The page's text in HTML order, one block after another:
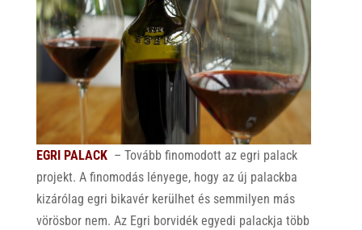
EGRI PALACK – Tovább finomodott az egri palack
projekt. A finomodás lényege, hogy az új palackba
kizárólag egri bikavér kerülhet és semmilyen más
vörösbor nem. Az Egri borvidék egyedi palackja több